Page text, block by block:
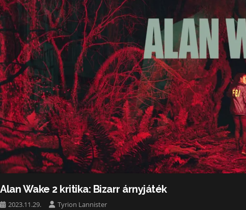
Alan Wake 2 kritika: Bizarr árnyjáték
2023.11.29. Tyrion Lannister